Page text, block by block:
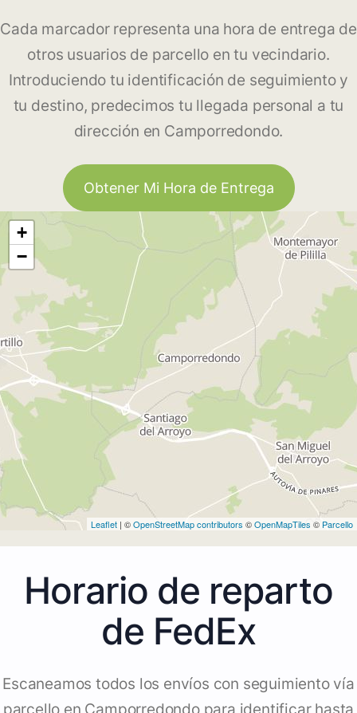
Cada marcador representa una hora de entrega de
otros usuarios de parcello en tu vecindario.
Introduciendo tu identificación de seguimiento y
tu destino, predecimos tu llegada personal a tu
dirección en Camporredondo.
Obtener Mi Hora de Entrega
+
−
Leaflet | ©OpenStreetMap contributors ©OpenMapTiles © Parcello
Horario de reparto
de FedEx
Escaneamos todos los envíos con seguimiento vía